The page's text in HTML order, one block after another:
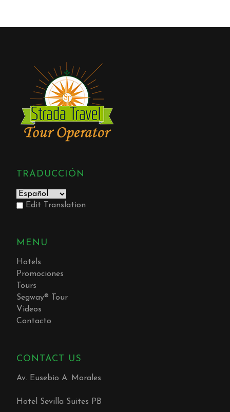
TRADUCCIÓN
Edit Translation
MENU
Hotels
Promociones
Tours
Segway® Tour
Videos
Contacto
CONTACT US
Av. Eusebio A. Morales
Hotel Sevilla Suites PB